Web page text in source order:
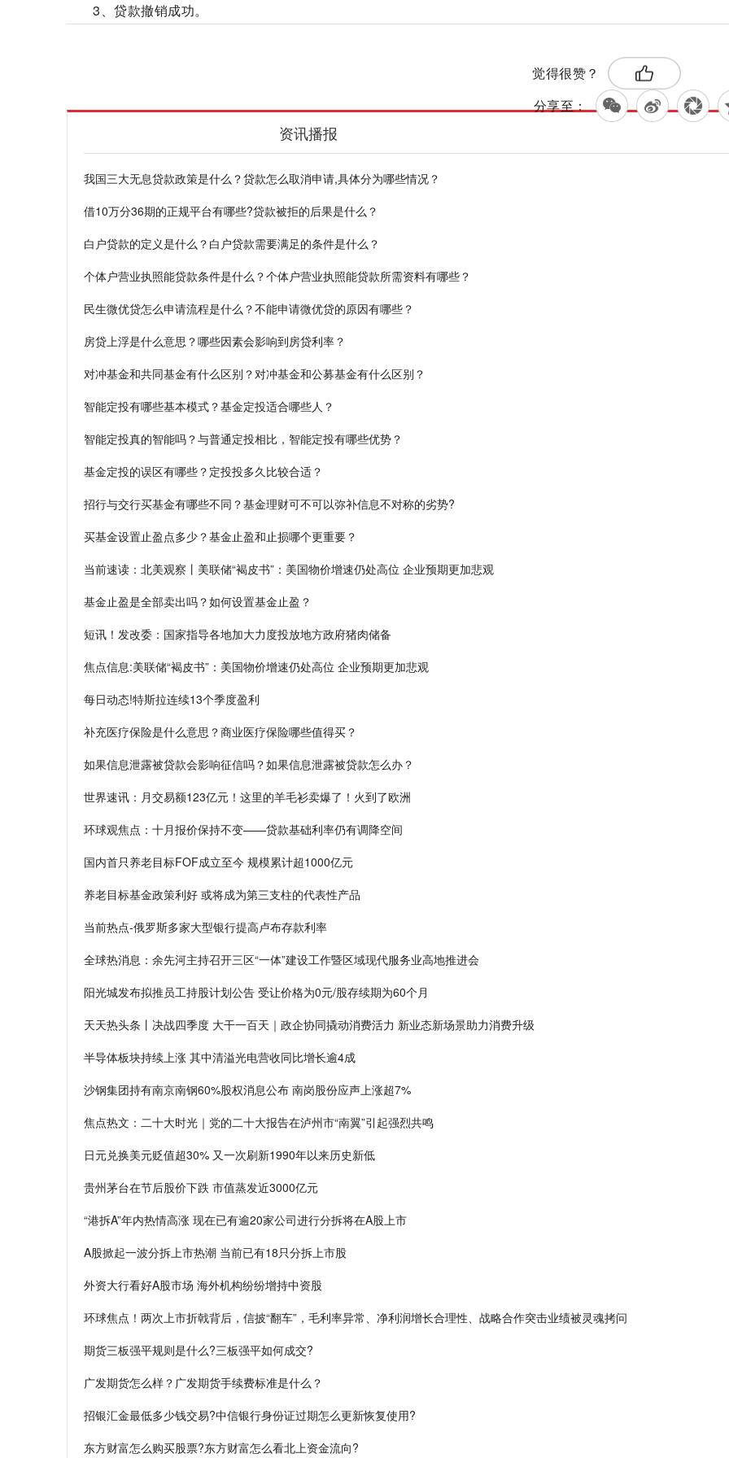
3、贷款撤销成功。
觉得很赞？
分享至：
资讯播报
我国三大无息贷款政策是什么？贷款怎么取消申请,具体分为哪些情况？
借10万分36期的正规平台有哪些?贷款被拒的后果是什么？
白户贷款的定义是什么？白户贷款需要满足的条件是什么？
个体户营业执照能贷款条件是什么？个体户营业执照能贷款所需资料有哪些？
民生微优贷怎么申请流程是什么？不能申请微优贷的原因有哪些？
房贷上浮是什么意思？哪些因素会影响到房贷利率？
对冲基金和共同基金有什么区别？对冲基金和公募基金有什么区别？
智能定投有哪些基本模式？基金定投适合哪些人？
智能定投真的智能吗？与普通定投相比，智能定投有哪些优势？
基金定投的误区有哪些？定投投多久比较合适？
招行与交行买基金有哪些不同？基金理财可不可以弥补信息不对称的劣势?
买基金设置止盈点多少？基金止盈和止损哪个更重要？
当前速读：北美观察丨美联储“褐皮书”：美国物价增速仍处高位 企业预期更加悲观
基金止盈是全部卖出吗？如何设置基金止盈？
短讯！发改委：国家指导各地加大力度投放地方政府猪肉储备
焦点信息:美联储“褐皮书”：美国物价增速仍处高位 企业预期更加悲观
每日动态!特斯拉连续13个季度盈利
补充医疗保险是什么意思？商业医疗保险哪些值得买？
如果信息泄露被贷款会影响征信吗？如果信息泄露被贷款怎么办？
世界速讯：月交易额123亿元！这里的羊毛衫卖爆了！火到了欧洲
环球观焦点：十月报价保持不变——贷款基础利率仍有调降空间
国内首只养老目标FOF成立至今 规模累计超1000亿元
养老目标基金政策利好 或将成为第三支柱的代表性产品
当前热点-俄罗斯多家大型银行提高卢布存款利率
全球热消息：余先河主持召开三区“一体”建设工作暨区域现代服务业高地推进会
阳光城发布拟推员工持股计划公告 受让价格为0元/股存续期为60个月
天天热头条丨决战四季度 大干一百天｜政企协同撬动消费活力 新业态新场景助力消费升级
半导体板块持续上涨 其中清溢光电营收同比增长逾4成
沙钢集团持有南京南钢60%股权消息公布 南岗股份应声上涨超7%
焦点热文：二十大时光｜党的二十大报告在泸州市“南翼”引起强烈共鸣
日元兑换美元贬值超30% 又一次刷新1990年以来历史新低
贵州茅台在节后股价下跌 市值蒸发近3000亿元
“港拆A”年内热情高涨 现在已有逾20家公司进行分拆将在A股上市
A股掀起一波分拆上市热潮 当前已有18只分拆上市股
外资大行看好A股市场 海外机构纷纷增持中资股
环球焦点！两次上市折戟背后，信披“翻车”，毛利率异常、净利润增长合理性、战略合作突击业绩被灵魂拷问
期货三板强平规则是什么?三板强平如何成交?
广发期货怎么样？广发期货手续费标准是什么？
招银汇金最低多少钱交易?中信银行身份证过期怎么更新恢复使用?
东方财富怎么购买股票?东方财富怎么看北上资金流向?